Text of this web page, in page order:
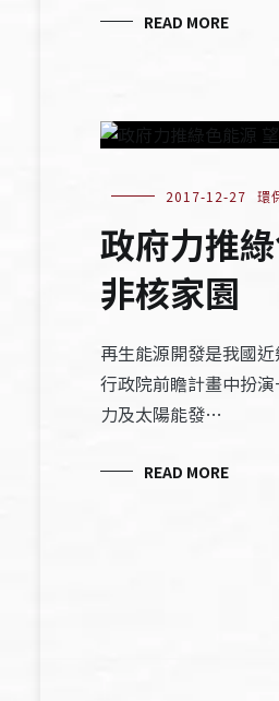
READ MORE
2017-12-27 環
政府力推
非核家園
再生能源開發是我國
行政院前瞻計畫中扮
力及太陽能發…
READ MORE